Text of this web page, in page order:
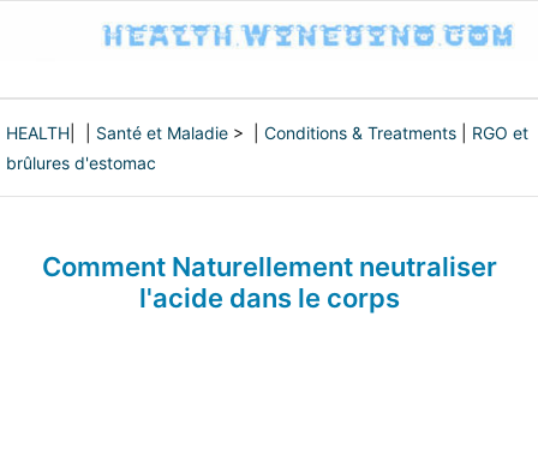
HEALTH Santé et Maladie > | Conditions & Treatments
RGO et
brûlures d'estomac
Comment Naturellement neutraliser
l'acide dans le corps